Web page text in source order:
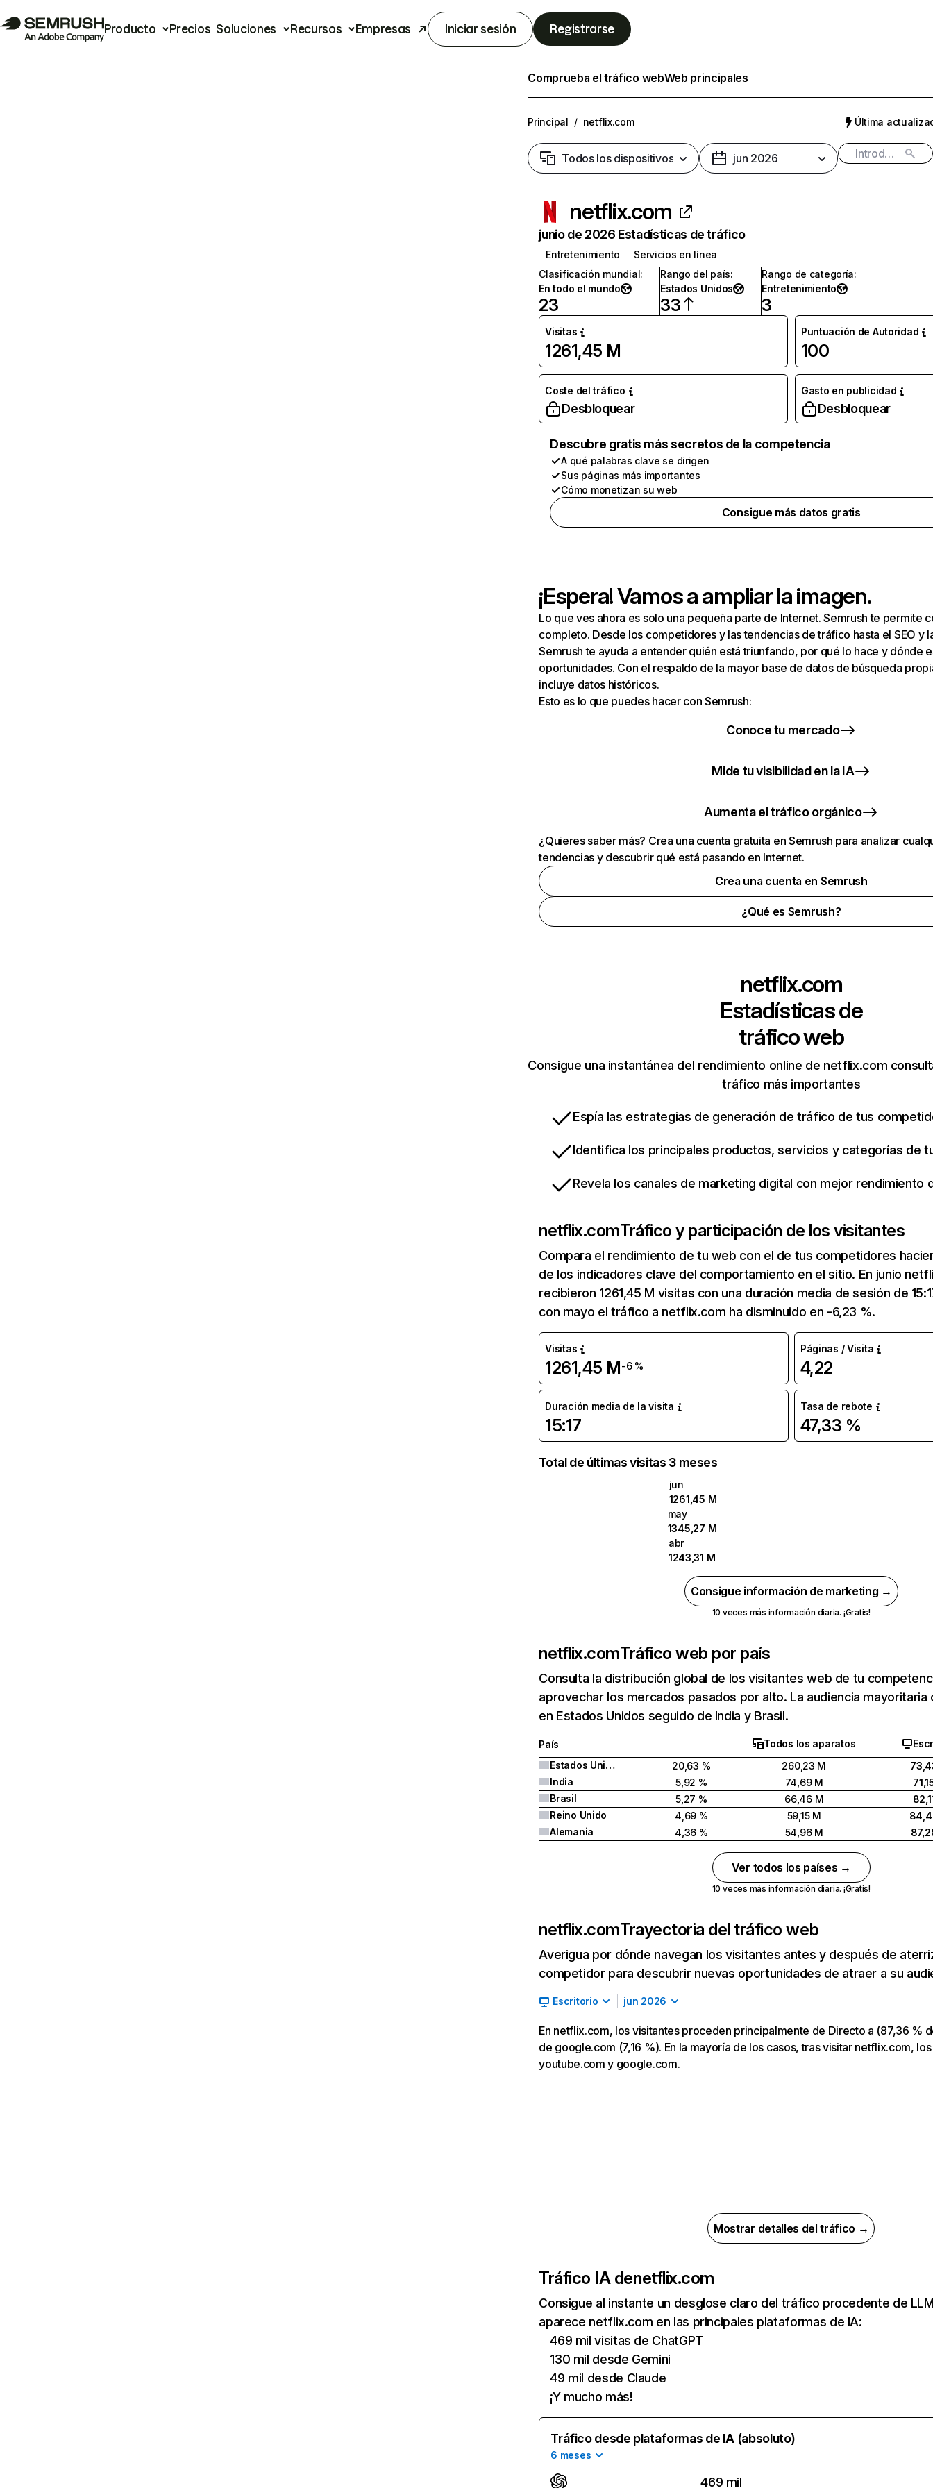
Producto Precios Soluciones Recursos Empresas Iniciar sesión Registrarse
Comprueba el tráfico webWeb principales
Principal / netflix.com Última
Todos los dispositivos jun 2026
netflix.com
junio de 2026 Estadísticas de tráfico
Entretenimiento
Servicios en línea
Clasificación mundial:
En todo el mundo
23
Rango del país:
Estados Unidos
33
Rango de categoría:
Entretenimiento
3
Visitas
1261,45 M
Puntuación de Autoridad
100
Coste del tráfico
Desbloquear
Gasto en publicidad
Desbloquear
Descubre gratis más secretos de la competencia
A qué palabras clave se dirigen
Sus páginas más importantes
Cómo monetizan su web
Consigue más datos gratis
¡Espera! Vamos a ampliar la imagen.
Lo que ves ahora es solo una pequeña parte de Internet. Semrush te permite
completo. Desde los competidores y las tendencias de tráfico hasta el SEO y
Semrush te ayuda a entender quién está triunfando, por qué lo hace y dónde
oportunidades. Con el respaldo de la mayor base de datos de búsqueda
incluye datos históricos.
Esto es lo que puedes hacer con Semrush:
Conoce tu mercado
Mide tu visibilidad en la IA
Aumenta el tráfico orgánico
¿Quieres saber más? Crea una cuenta gratuita en Semrush para analizar
tendencias y descubrir qué está pasando en Internet.
Crea una cuenta en Semrush
¿Qué es Semrush?
netflix.com
Estadísticas de
tráfico web
Consigue una instantánea del rendimiento online de netflix.com
tráfico más importantes
Espía las estrategias de generación de tráfico de tus
Identifica los principales productos, servicios y categorías de
Revela los canales de marketing digital con mejor rendimiento
netflix.comTráfico y participación de los visitantes
Compara el rendimiento de tu web con el de tus competidores
de los indicadores clave del comportamiento en el sitio. En junio
recibieron 1261,45 M visitas con una duración media de sesión de
con mayo el tráfico a netflix.com ha disminuido en -6,23 %.
Visitas
1261,45 M-6 %
Páginas / Visita
4,22
Duración media de la visita
15:17
Tasa de rebote
47,33 %
Total de últimas visitas 3 meses
jun
1261,45 M
may
1345,27 M
abr
1243,31 M
Consigue información de marketing →
10 veces más información diaria. ¡Gratis!
netflix.comTráfico web por país
Consulta la distribución global de los visitantes web de tu
aprovechar los mercados pasados por alto. La audiencia
en Estados Unidos seguido de India y Brasil.
País Todos los aparatos
Estados Unidos
20,63 % 260,23 M
India
5,92 % 74,69 M
Brasil
5,27 % 66,46 M
Reino Unido
4,69 % 59,15 M
Alemania
4,36 % 54,96 M
Ver todos los países →
10 veces más información diaria. ¡Gratis!
netflix.comTrayectoria del tráfico web
Averigua por dónde navegan los visitantes antes y después de
competidor para descubrir nuevas oportunidades de atraer a su
Escritorio jun 2026
En netflix.com, los visitantes proceden principalmente de Directo a (87,36 %
de google.com (7,16 %). En la mayoría de los casos, tras visitar netflix.com,
youtube.com y google.com.
Mostrar detalles del tráfico →
Tráfico IA denetflix.com
Consigue al instante un desglose claro del tráfico procedente de
aparece netflix.com en las principales plataformas de IA:
469 mil visitas de ChatGPT
130 mil desde Gemini
49 mil desde Claude
¡Y mucho más!
Tráfico desde plataformas de IA (absoluto)
6 meses
469 mil